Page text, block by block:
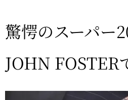
驚愕のスーパー
JOHN FOSTER